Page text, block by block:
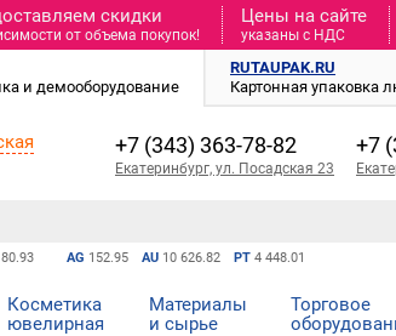
скидки
от объема покупок!
Цены на сайте
указаны с НДС
и демооборудование
RUTAUPAK.RU
Картонная упаковка
AG 152.95 AU 10 626.82 PT 4 448.01
80.93
+7 (343) 363-78-82
Екатеринбург, ул. Посадская 23
+7
Косметика
ювелирная
Материалы
и cырье
Торговое